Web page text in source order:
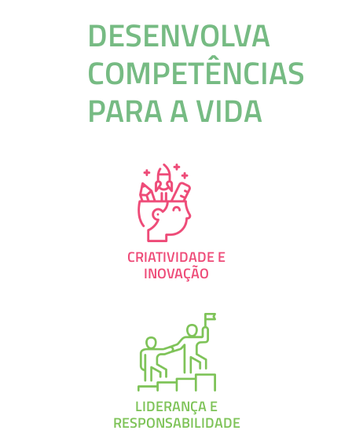
DESENVOLVA
COMPETÊNCIAS
PARA A VIDA
CRIATIVIDADE E
INOVAÇÃO
LIDERANÇA E
RESPONSABILIDADE